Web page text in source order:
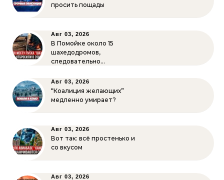
просить пощады
Авг 03, 2026
В Помойке около 15
шахедодромов,
следовательно…
Авг 03, 2026
“Коалиция желающих”
медленно умирает?
Авг 03, 2026
Вот так: всё простенько и
со вкусом
Авг 03, 2026